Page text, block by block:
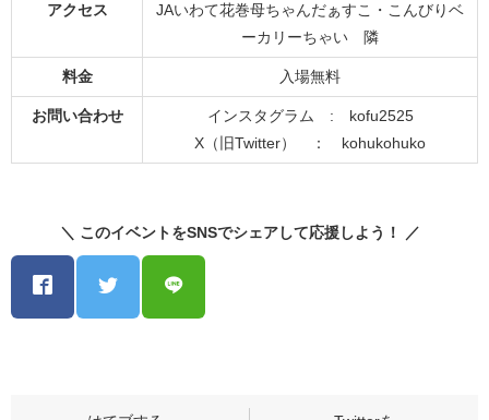
アクセス
JAいわて花巻母ちゃんだぁすこ・こんびりベ
ーカリーちゃい 隣
料金 入場無料
お問い合わせ
インスタグラム : kofu2525
X（旧Twitter） ： kohukohuko
＼ このイベントをSNSでシェアして応援しよう！ ／